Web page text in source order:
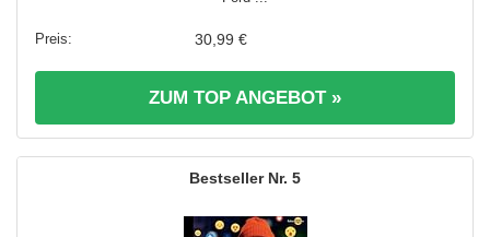
30,99 €
ZUM TOP ANGEBOT »
5